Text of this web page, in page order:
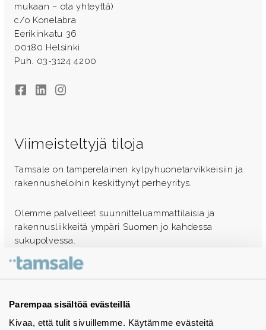
Parempaa sisältöä evästeillä
Kivaa, että tulit sivuillemme. Käytämme evästeitä
mukaan – ota yhteyttä)
c/o Konelabra
Eerikinkatu 36
00180 Helsinki
Puh. 03-3124 4200
FacebookLinkedInInstagram
Viimeisteltyjä tiloja
Tamsale on tamperelainen kylpyhuonetarvikkeisiin ja
rakennusheloihin keskittynyt perheyritys.
Olemme palvelleet suunnitteluammattilaisia ja
rakennusliikkeitä ympäri Suomen jo kahdessa
sukupolvessa.
Ota yhteyttä - autamme mielellämme
Tuotekuvastot
Instagram